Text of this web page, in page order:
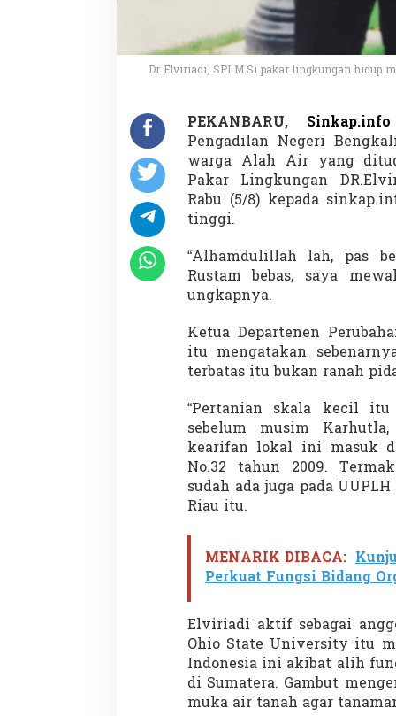
s
t
,
M
u
j
i
m
l
t
m
e
e
d
i
u
m
Dr Elviriadi, SPI M.Si pakar lingkungan hidup
PEKANBARU, Sinkap.info
Pengadilan Negeri
warga Alah Air yang
Pakar Lingkungan
Rabu (5/8) kepada
tinggi.
“Alhamdulillah lah, pas
Rustam bebas, saya
ungkapnya.
Ketua Departenen
itu mengatakan
terbatas itu bukan ranah
“Pertanian skala kecil
sebelum musim
kearifan lokal ini masuk
No.32 tahun 2009.
sudah ada juga pada
Riau itu.
MENARIK DIBACA:
Perkuat Fungsi Bidang
Elviriadi aktif sebagai
Ohio State University itu
Indonesia ini akibat alih
di Sumatera. Gambut
muka air tanah agar